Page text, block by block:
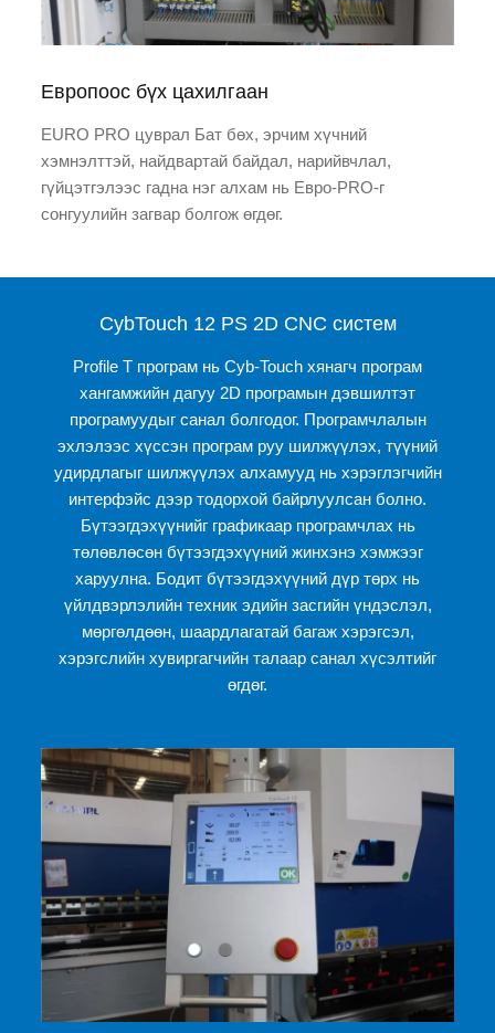
Европоос бүх цахилгаан
EURO PRO цуврал Бат бөх, эрчим хүчний
хэмнэлттэй, найдвартай байдал, нарийвчлал,
гүйцэтгэлээс гадна нэг алхам нь Евро-PRO-г
сонгуулийн загвар болгож өгдөг.
CybTouch 12 PS 2D CNC систем
Profile T програм нь Cyb-Touch хянагч програм
хангамжийн дагуу 2D програмын дэвшилтэт
програмуудыг санал болгодог. Програмчлалын
эхлэлээс хүссэн програм руу шилжүүлэх, түүний
удирдлагыг шилжүүлэх алхамууд нь хэрэглэгчийн
интерфэйс дээр тодорхой байрлуулсан болно.
Бүтээгдэхүүнийг графикаар програмчлах нь
төлөвлөсөн бүтээгдэхүүний жинхэнэ хэмжээг
харуулна. Бодит бүтээгдэхүүний дүр төрх нь
үйлдвэрлэлийн техник эдийн засгийн үндэслэл,
мөргөлдөөн, шаардлагатай багаж хэрэгсэл,
хэрэгслийн хувиргагчийн талаар санал хүсэлтийг
өгдөг.